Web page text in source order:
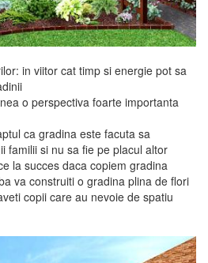
in viitor cat timp si energie pot sa
o perspectiva foarte importanta
ca gradina este facuta sa
familii si nu sa fie pe placul altor
la succes daca copiem gradina
va construiti o gradina plina de flori
copii care au nevoie de spatiu